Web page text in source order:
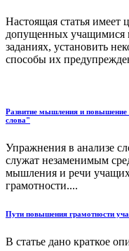
Настоящая статья имеет
допущенных учащимися
заданиях, установить
способы их
Развитие мышления и повышение
слова"
Упражнения в анализе
служат незаменимым
мышления и речи
грамотности....
Пути повышения грамотности
В статье дано краткое